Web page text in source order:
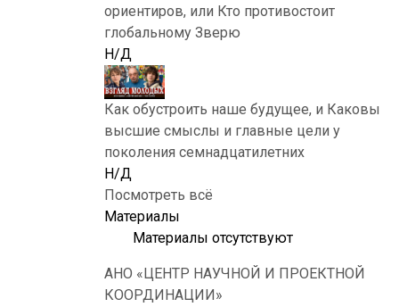
ориентиров, или Кто противостоит
глобальному Зверю
Н/Д
Как обустроить наше будущее, и Каковы
высшие смыслы и главные цели у
поколения семнадцатилетних
Н/Д
Посмотреть всё
Материалы
Материалы отсутствуют
АНО «ЦЕНТР НАУЧНОЙ И ПРОЕКТНОЙ
КООРДИНАЦИИ»